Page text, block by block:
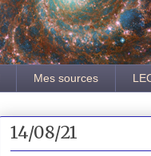
Mes sources
14/08/21